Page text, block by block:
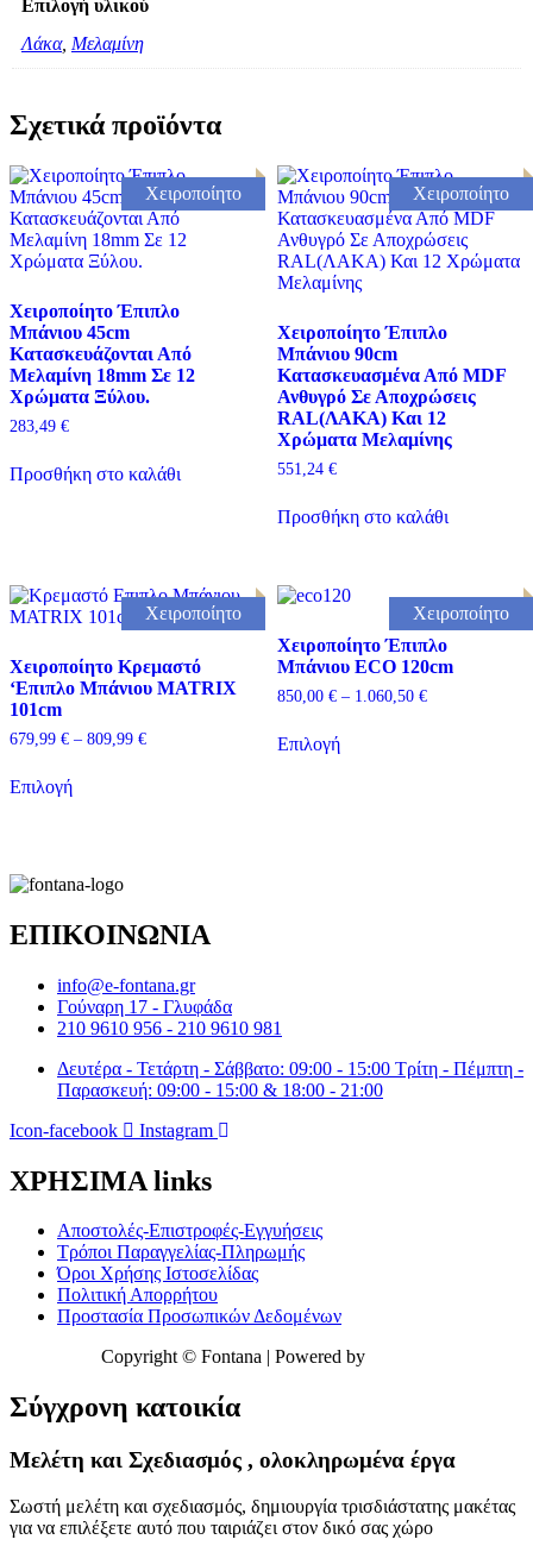
Επιλογή υλικού
Λάκα, Μελαμίνη
Σχετικά προϊόντα
Χειροποίητο
Χειροποίητο Έπιπλο
Μπάνιου 45cm
Κατασκευάζονται Από
Μελαμίνη 18mm Σε 12
Χρώματα Ξύλου.
283,49 €
Προσθήκη στο καλάθι
Χειροποίητο
Χειροποίητο Έπιπλο
Μπάνιου 90cm
Κατασκευασμένα Από MDF
Ανθυγρό Σε Αποχρώσεις
RAL(ΛΑΚΑ) Και 12
Χρώματα Μελαμίνης
551,24 €
Προσθήκη στο καλάθι
Χειροποίητο
Χειροποίητο Κρεμαστό
‘Επιπλο Μπάνιου MATRIX
101cm
679,99 € – 809,99 €Price
Επιλογήτο
παραλλαγές.
Οι
μπορούν
επιλεγούν
στη
σελίδα
προϊόντος
Χειροποίητο
Χειροποίητο Έπιπλο
Μπάνιου ECO 120cm
850,00 € – 1.060,50 €Price
Επιλογήτο
ΕΠΙΚΟΙΝΩΝΙΑ
info@e-fontana.gr
Γούναρη 17 - Γλυφάδα
210 9610 956 - 210 9610 981
Δευτέρα - Τετάρτη - Σάββατο: 09:00 - 15:00 Τρίτη - Πέμπτη -
Παρασκευή: 09:00 - 15:00 & 18:00 - 21:00
Icon-facebook
Instagram
ΧΡΗΣΙΜΑ links
Αποστολές-Επιστροφές-Εγγυήσεις
Τρόποι Παραγγελίας-Πληρωμής
Όροι Χρήσης Ιστοσελίδας
Πολιτική Απορρήτου
Προστασία Προσωπικών Δεδομένων
Copyright © Fontana | Powered by
Σύγχρονη κατοικία
Μελέτη και Σχεδιασμός , ολοκληρωμένα έργα
Σωστή μελέτη και σχεδιασμός, δημιουργία τρισδιάστατης μακέτας
για να επιλέξετε αυτό που ταιριάζει στον δικό σας χώρο